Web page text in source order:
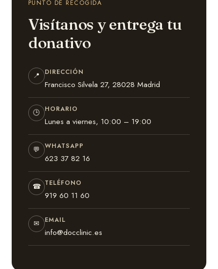
PUNTO DE RECOGIDA
Visítanos y entrega tu
donativo
📍 DIRECCIÓN
Francisco Silvela 27, 28028 Madrid
🕒 HORARIO
Lunes a viernes, 10:00 – 19:00
💬 WHATSAPP
623 37 82 16
☎ TELÉFONO
919 60 11 60
✉ EMAIL
info@docclinic.es